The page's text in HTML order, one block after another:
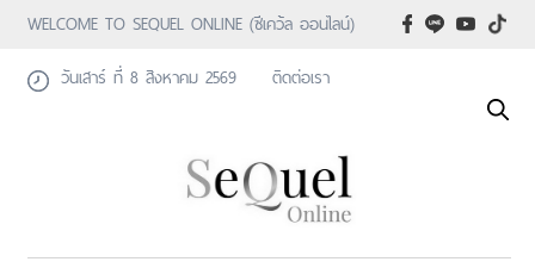
WELCOME TO SEQUEL ONLINE (ซีเคว้ล ออนไลน์)
วันเสาร์ ที่ 8 สิงหาคม 2569
ติดต่อเรา